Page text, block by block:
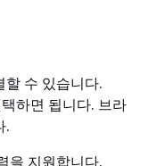
할 수 있습니다.
하면 됩니다. 브라
.
을 지원합니다.